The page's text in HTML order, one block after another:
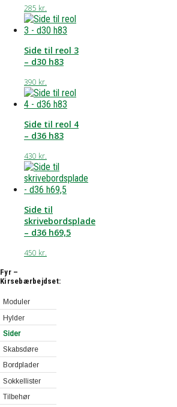
285 kr.
Side til reol 3
– d30 h83
390 kr.
Side til reol 4
– d36 h83
430 kr.
Side til
skrivebordsplade
– d36 h69,5
450 kr.
Fyr –
Kirsebærbejdset:
Moduler
Moduler
80 cm
Moduler
40 cm
Hjørnemoduler
80 cm
Skabsmoduler
Hylder
Hylder
80 cm
Hylder
40 cm
Hylder
100 cm
Sider
Skabsdøre
Bordplader
Skriveplader
Skrivebordsplader
Sokkellister
Tilbehør